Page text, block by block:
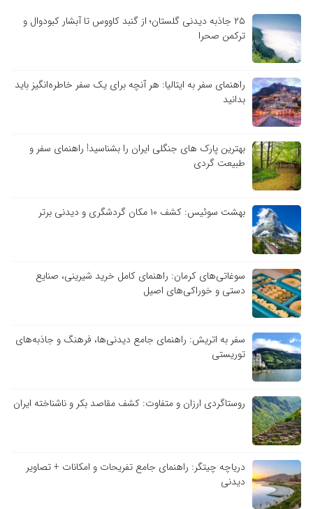
۲۵ جاذبه دیدنی گلستان؛ از گنبد کاووس تا آبشار کبودوال و
ترکمن صحرا
راهنمای سفر به ایتالیا: هر آنچه برای یک سفر خاطره‌انگیز باید
بدانید
بهترین پارک های جنگلی ایران را بشناسید! راهنمای سفر و
طبیعت گردی
بهشت سوئیس: کشف ۱۰ مکان گردشگری و دیدنی برتر
سوغاتی‌های کرمان: راهنمای کامل خرید شیرینی، صنایع
دستی و خوراکی‌های اصیل
سفر به اتریش: راهنمای جامع دیدنی‌ها، فرهنگ و جاذبه‌های
توریستی
روستاگردی ارزان و متفاوت: کشف مقاصد بکر و ناشناخته ایران
دریاچه چیتگر: راهنمای جامع تفریحات و امکانات + تصاویر
دیدنی